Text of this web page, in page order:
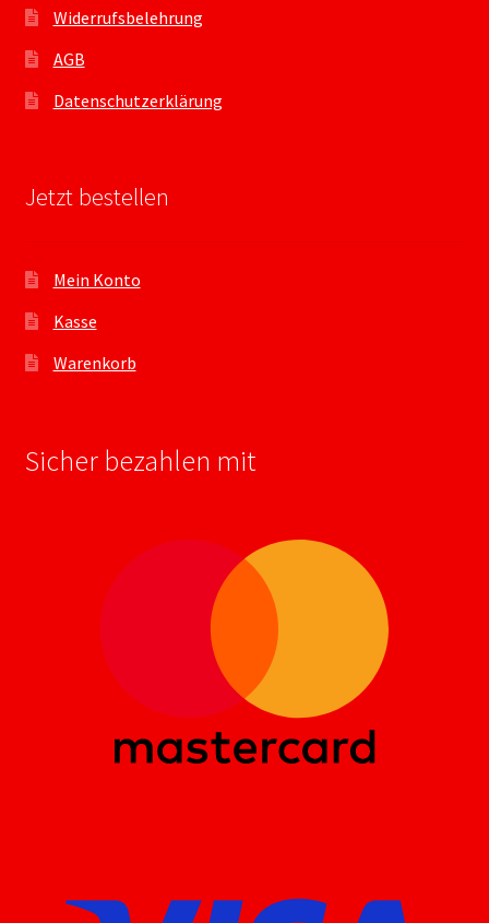
Widerrufsbelehrung
AGB
Datenschutzerklärung
Jetzt bestellen
Mein Konto
Kasse
Warenkorb
Sicher bezahlen mit